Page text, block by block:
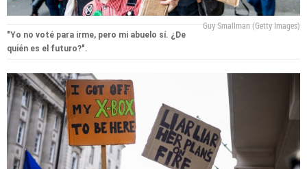
Guy Smallman (Getty Images)
"Yo no voté para irme, pero mi abuelo sí. ¿De
quién es el futuro?".